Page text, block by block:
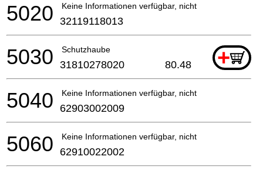
Keine Informationen verfügbar, nicht bestellbar
5020 32119118013
Schutzhaube +
5030 31810278020 80.48
Keine Informationen verfügbar, nicht bestellbar
5040 62903002009
Keine Informationen verfügbar, nicht bestellbar
5060 62910022002